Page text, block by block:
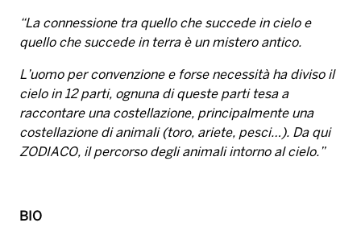
“La connessione tra quello che succede in cielo e
quello che succede in terra è un mistero antico.
L’uomo per convenzione e forse necessità ha diviso il
cielo in 12 parti, ognuna di queste parti tesa a
raccontare una costellazione, principalmente una
costellazione di animali (toro, ariete, pesci…). Da qui
ZODIACO, il percorso degli animali intorno al cielo.”
BIO